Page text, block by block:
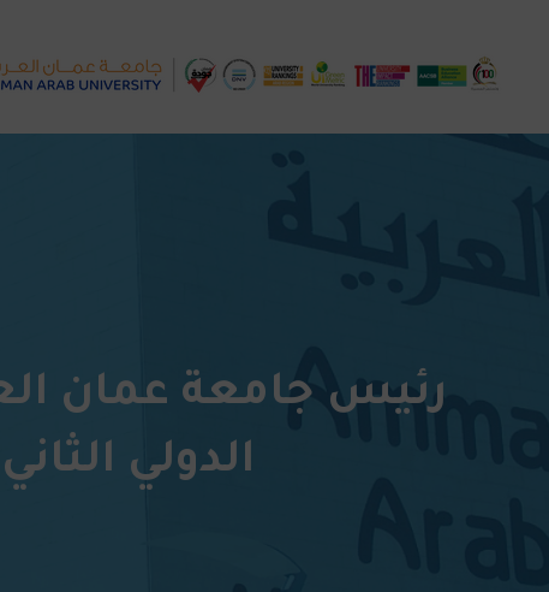
رئيس جامعة عمان
الدولي